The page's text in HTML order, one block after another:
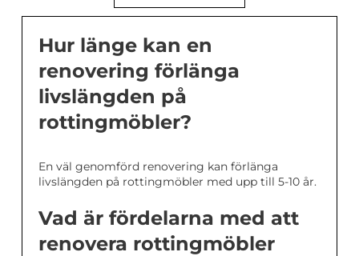
Hur länge kan en
renovering förlänga
livslängden på
rottingmöbler?
En väl genomförd renovering kan förlänga
livslängden på rottingmöbler med upp till 5-10 år.
Vad är fördelarna med att
renovera rottingmöbler